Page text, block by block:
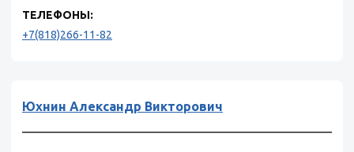
ТЕЛЕФОНЫ:
+7(818)266-11-82
Юхнин Александр Викторович